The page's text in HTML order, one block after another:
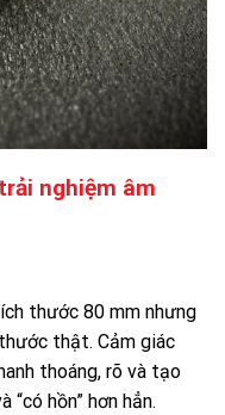
nghiệm âm
thước 80 mm nhưng
thật. Cảm giác
thoáng, rõ và tạo
“có hồn” hơn hẳn.